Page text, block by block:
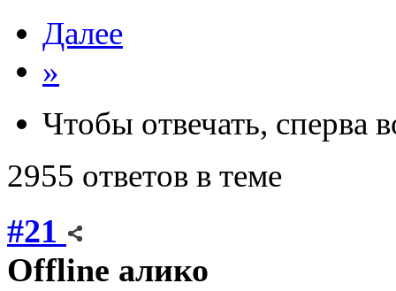
Далее
»
Чтобы отвечать, сперва
2955 ответов в теме
#21
Offline алико